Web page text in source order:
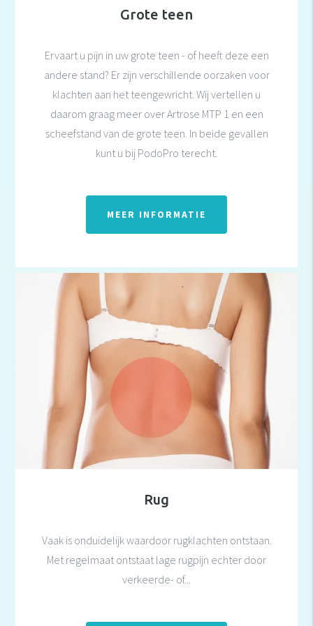
Grote teen
Ervaart u pijn in uw grote teen - of heeft deze een
andere stand? Er zijn verschillende oorzaken voor
klachten aan het teengewricht. Wij vertellen u
daarom graag meer over Artrose MTP 1 en een
scheefstand van de grote teen. In beide gevallen
kunt u bij PodoPro terecht.
MEER INFORMATIE
Rug
Vaak is onduidelijk waardoor rugklachten ontstaan.
Met regelmaat ontstaat lage rugpijn echter door
verkeerde- of...